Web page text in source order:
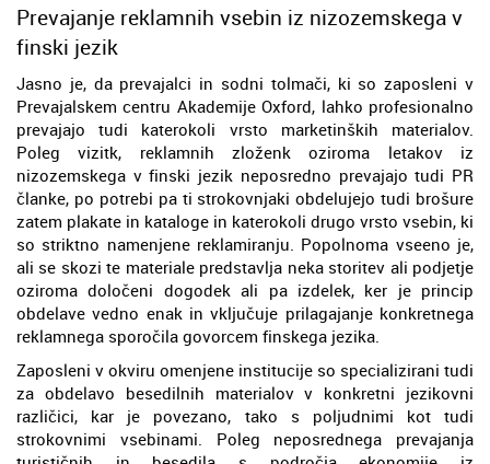
Prevajanje reklamnih vsebin iz nizozemskega v
finski jezik
Jasno je, da prevajalci in sodni tolmači, ki so zaposleni v
Prevajalskem centru Akademije Oxford, lahko profesionalno
prevajajo tudi katerokoli vrsto marketinških materialov.
Poleg vizitk, reklamnih zloženk oziroma letakov iz
nizozemskega v finski jezik neposredno prevajajo tudi PR
članke, po potrebi pa ti strokovnjaki obdelujejo tudi brošure
zatem plakate in kataloge in katerokoli drugo vrsto vsebin, ki
so striktno namenjene reklamiranju. Popolnoma vseeno je,
ali se skozi te materiale predstavlja neka storitev ali podjetje
oziroma določeni dogodek ali pa izdelek, ker je princip
obdelave vedno enak in vključuje prilagajanje konkretnega
reklamnega sporočila govorcem finskega jezika.
Zaposleni v okviru omenjene institucije so specializirani tudi
za obdelavo besedilnih materialov v konkretni jezikovni
različici, kar je povezano, tako s poljudnimi kot tudi
strokovnimi vsebinami. Poleg neposrednega prevajanja